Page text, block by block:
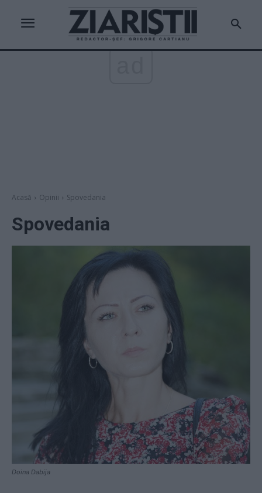
Acasă Opinii Spovedania
Spovedania
Doina Dabija